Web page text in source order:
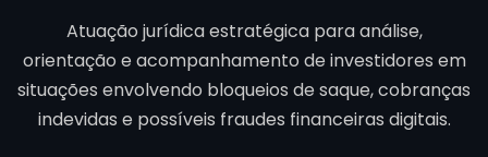
Atuação jurídica estratégica para análise,
orientação e acompanhamento de investidores em
situações envolvendo bloqueios de saque, cobranças
indevidas e possíveis fraudes financeiras digitais.